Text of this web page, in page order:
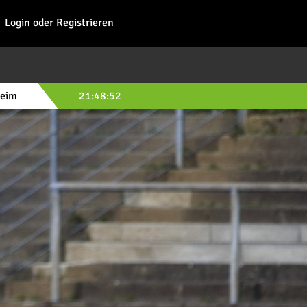
Login oder Registrieren
21:48:49